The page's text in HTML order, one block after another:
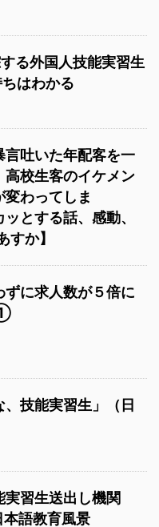
る外国人技能実習生
はわかる
言吐いた年配客を一
高校生客のイケメン
わってしま
とする話、感動、
か】
ずに求人数が５倍に
、技能実習生」（日
習生送出し機関
語教育風景